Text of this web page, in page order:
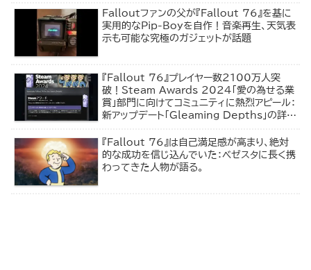
Falloutファンの父が『Fallout 76』を基に
実用的なPip-Boyを自作！音楽再生、天気表
示も可能な究極のガジェットが話題
『Fallout 76』プレイヤー数2100万人突
破！Steam Awards 2024「愛の為せる業
賞」部門に向けてコミュニティに熱烈アピール：
新アップデート「Gleaming Depths」の詳細
『Fallout 76』は自己満足感が高まり、絶対
的な成功を信じ込んでいた：ベゼスタに長く携
わってきた人物が語る。